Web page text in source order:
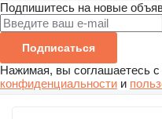
Подпишитесь на новые
Подписаться
Нажимая, вы соглашаетесь
конфиденциальности и